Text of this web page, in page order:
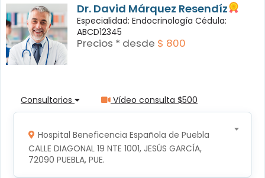
Dr. David Márquez Resendíz
Especialidad: Endocrinología Cédula:
ABCD12345
Precios * desde $ 800
Consultorios Vídeo consulta $500
Hospital Beneficencia Española de Puebla
CALLE DIAGONAL 19 NTE 1001, JESÚS GARCÍA,
72090 PUEBLA, PUE.